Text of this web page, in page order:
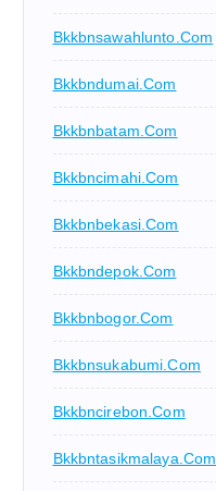
Bkkbnsawahlunto.com
Bkkbndumai.com
Bkkbnbatam.com
Bkkbncimahi.com
Bkkbnbekasi.com
Bkkbndepok.com
Bkkbnbogor.com
Bkkbnsukabumi.com
Bkkbncirebon.com
Bkkbntasikmalaya.com